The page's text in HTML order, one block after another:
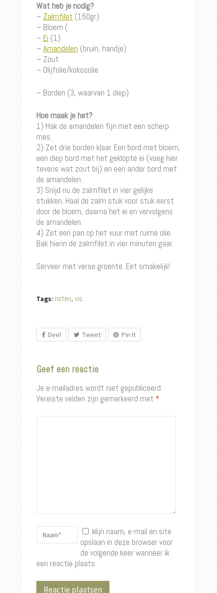
Wat heb je nodig?
– Zalmfilet (150gr)
– Bloem (
– Ei (1)
– Amandelen (bruin, handje)
– Zout
– Olijfolie/kokosolie
– Borden (3, waarvan 1 diep)
Hoe maak je het?
1) Hak de amandelen fijn met een scherp
mes.
2) Zet drie borden klaar. Een bord met bloem,
een diep bord met het geklopte ei (voeg hier
tevens wat zout bij) en een ander bord met
de amandelen.
3) Snijd nu de zalmfilet in vier gelijke
stukken. Haal de zalm stuk voor stuk eerst
door de bloem, daarna het ei en vervolgens
de amandelen.
4) Zet een pan op het vuur met ruime olie.
Bak hierin de zalmfilet in vier minuten gaar.
Serveer met verse groente. Eet smakelijk!
Tags: noten, vis
Deel Tweet Pin It
Geef een reactie
Je e-mailadres wordt niet gepubliceerd.
Vereiste velden zijn gemarkeerd met *
Mijn naam, e-mail en site
opslaan in deze browser voor
de volgende keer wanneer ik
een reactie plaats.